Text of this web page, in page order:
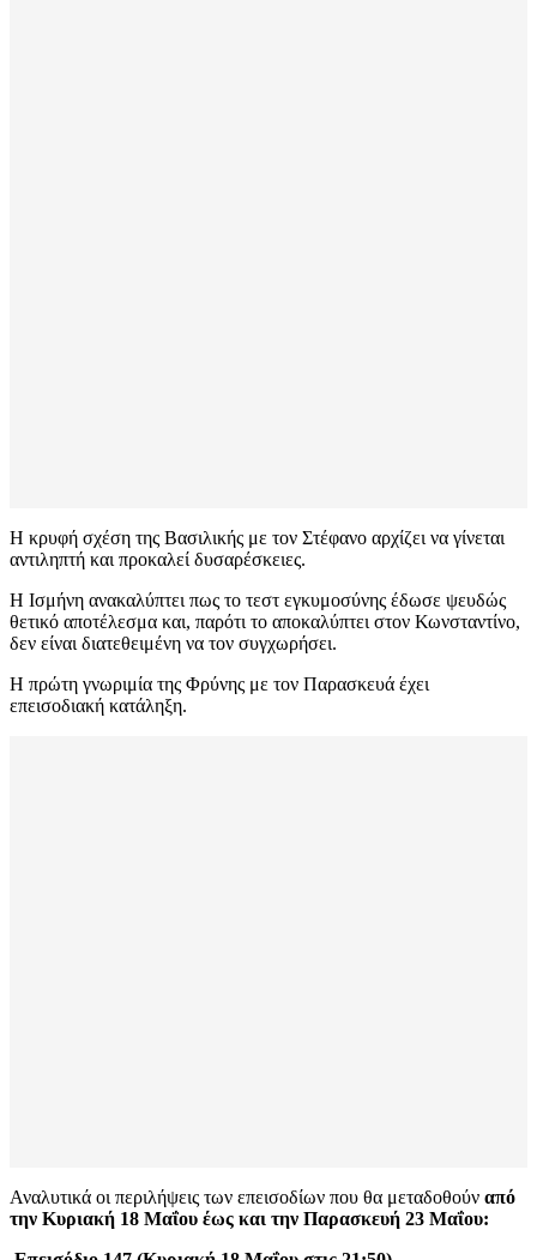
Η κρυφή σχέση της Βασιλικής με τον Στέφανο αρχίζει να γίνεται
αντιληπτή και προκαλεί δυσαρέσκειες.
Η Ισμήνη ανακαλύπτει πως το τεστ εγκυμοσύνης έδωσε ψευδώς
θετικό αποτέλεσμα και, παρότι το αποκαλύπτει στον Κωνσταντίνο,
δεν είναι διατεθειμένη να τον συγχωρήσει.
Η πρώτη γνωριμία της Φρύνης με τον Παρασκευά έχει
επεισοδιακή κατάληξη.
Αναλυτικά οι περιλήψεις των επεισοδίων που θα μεταδοθούν από
την Κυριακή 18 Μαΐου έως και την Παρασκευή 23 Μαΐου: